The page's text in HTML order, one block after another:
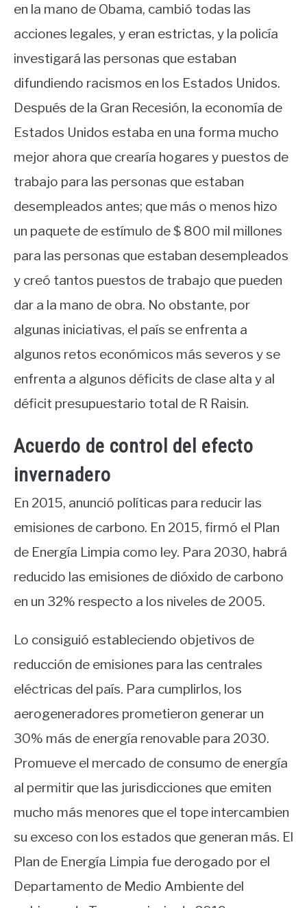
en la mano de Obama, cambió todas las
acciones legales, y eran estrictas, y la policía
investigará las personas que estaban
difundiendo racismos en los Estados Unidos.
Después de la Gran Recesión, la economía de
Estados Unidos estaba en una forma mucho
mejor ahora que crearía hogares y puestos de
trabajo para las personas que estaban
desempleados antes; que más o menos hizo
un paquete de estímulo de $ 800 mil millones
para las personas que estaban desempleados
y creó tantos puestos de trabajo que pueden
dar a la mano de obra. No obstante, por
algunas iniciativas, el país se enfrenta a
algunos retos económicos más severos y se
enfrenta a algunos déficits de clase alta y al
déficit presupuestario total de R Raisin.
Acuerdo de control del efecto
invernadero
En 2015, anunció políticas para reducir las
emisiones de carbono. En 2015, firmó el Plan
de Energía Limpia como ley. Para 2030, habrá
reducido las emisiones de dióxido de carbono
en un 32% respecto a los niveles de 2005.
Lo consiguió estableciendo objetivos de
reducción de emisiones para las centrales
eléctricas del país. Para cumplirlos, los
aerogeneradores prometieron generar un
30% más de energía renovable para 2030.
Promueve el mercado de consumo de energía
al permitir que las jurisdicciones que emiten
mucho más menores que el tope intercambien
su exceso con los estados que generan más. El
Plan de Energía Limpia fue derogado por el
Departamento de Medio Ambiente del